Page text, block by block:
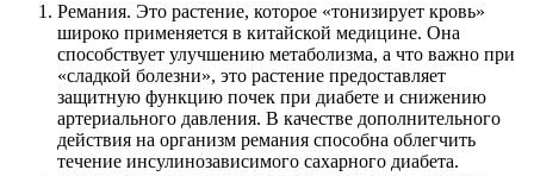
Ремания. Это растение, которое «тонизирует кровь»
широко применяется в китайской медицине. Она
способствует улучшению метаболизма, а что важно при
«сладкой болезни», это растение предоставляет
защитную функцию почек при диабете и снижению
артериального давления. В качестве дополнительного
действия на организм ремания способна облегчить
течение инсулинозависимого сахарного диабета.